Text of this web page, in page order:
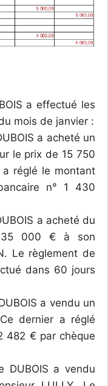
a effectué les
mois de janvier :
a acheté un
le prix de 15 750
réglé le montant
n° 1 430
a acheté du
000 € à son
Le règlement de
dans 60 jours
a vendu un
dernier a réglé
482 € par chèque
DUBOIS a vendu